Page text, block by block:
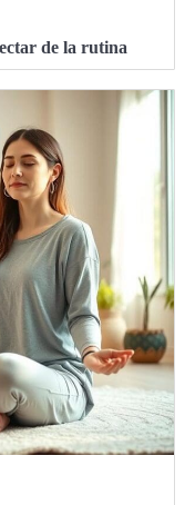
de la rutina